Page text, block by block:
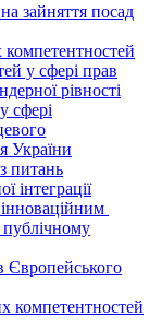
зайняття посад
у сфері прав
рівності
сфері
України
питань
інтеграції
публічному
Європейського
компетентностей